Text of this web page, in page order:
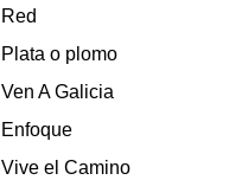
Red
Plata o plomo
Ven A Galicia
Enfoque
Vive el Camino